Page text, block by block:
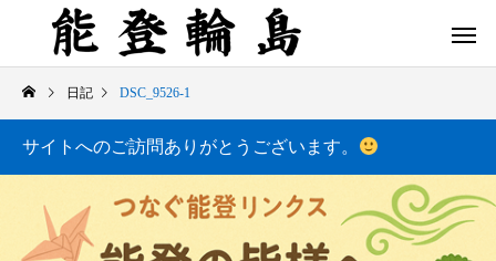
日記 DSC_9526-1
サイトへのご訪問ありがとうございます。